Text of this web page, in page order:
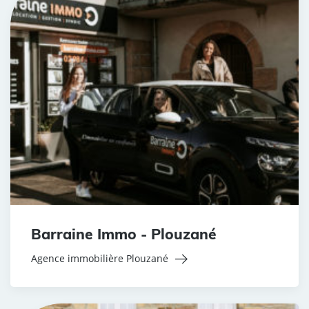
Barraine Immo - Plouzané
Agence immobilière Plouzané